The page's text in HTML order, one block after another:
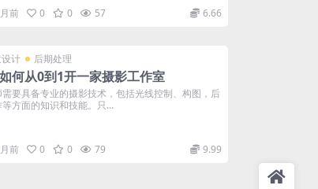
前 0 0 57 6.66
计 后期处理
何从0到1开一家摄影工作室
要具备专业的摄影技术，包括光线控制、构图，后
方面的知识和技能。只...
前 0 0 79 9.99